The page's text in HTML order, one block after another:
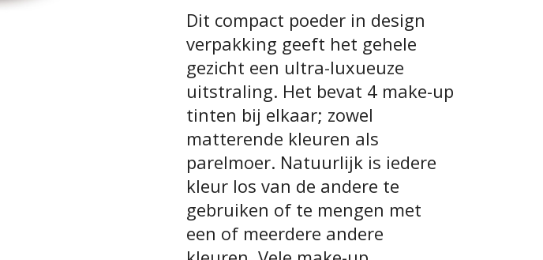
Dit compact poeder in design
verpakking geeft het gehele
gezicht een ultra-luxueuze
uitstraling. Het bevat 4 make-up
tinten bij elkaar; zowel
matterende kleuren als
parelmoer. Natuurlijk is iedere
kleur los van de andere te
gebruiken of te mengen met
een of meerdere andere